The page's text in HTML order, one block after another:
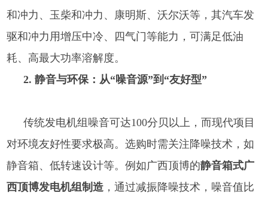
和冲力、玉柴和冲力、康明斯、沃尔沃等，其汽车发
驱和冲力用增压中冷、四气门等能力，可满足低油
耗、高最大功率溶解度。
2. 静音与环保：从“噪音源”到“友好型”
传统发电机组噪音可达100分贝以上，而现代项目
对环境友好性要求极高。选购时需关注降噪技术，如
静音箱、低转速设计等。例如广西顶博的静音箱式广
西顶博发电机组制造 ，通过减振降噪技术，噪音值比